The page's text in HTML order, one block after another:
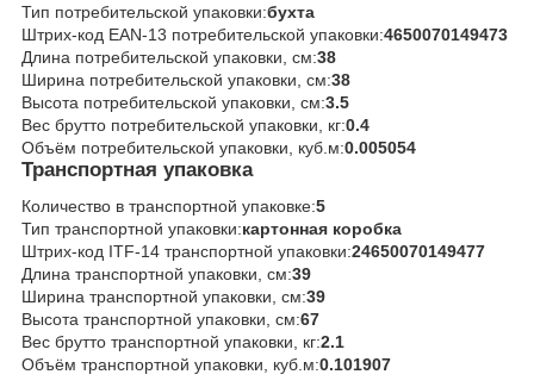
Тип потребительской упаковки:бухта
Штрих-код EAN-13 потребительской упаковки:4650070149473
Длина потребительской упаковки, см:38
Ширина потребительской упаковки, см:38
Высота потребительской упаковки, см:3.5
Вес брутто потребительской упаковки, кг:0.4
Объём потребительской упаковки, куб.м:0.005054
Транспортная упаковка
Количество в транспортной упаковке:5
Тип транспортной упаковки:картонная коробка
Штрих-код ITF-14 транспортной упаковки:24650070149477
Длина транспортной упаковки, см:39
Ширина транспортной упаковки, см:39
Высота транспортной упаковки, см:67
Вес брутто транспортной упаковки, кг:2.1
Объём транспортной упаковки, куб.м:0.101907